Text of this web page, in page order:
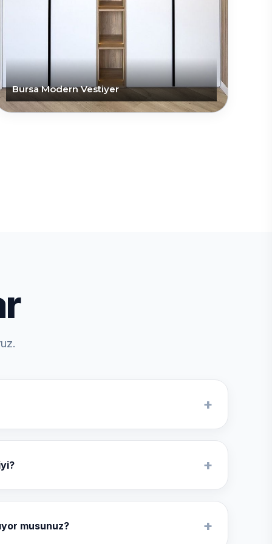
Bursa Modern Vestiyer
+
+
musunuz? +